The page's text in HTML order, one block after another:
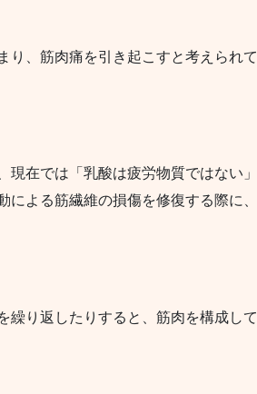
り、筋肉痛を引き起こすと考えられて
在では「乳酸は疲労物質ではない」
よる筋繊維の損傷を修復する際に、
繰り返したりすると、筋肉を構成して